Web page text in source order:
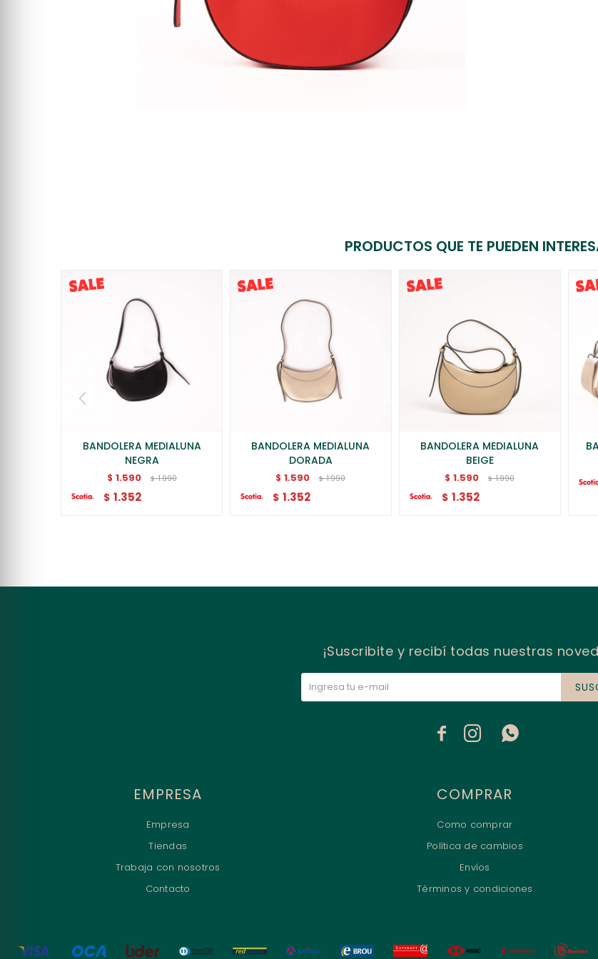
PRODUCTOS QUE TE PUEDEN
BANDOLERA MEDIALUNA
NEGRA
$ 1.590 $ 1.990
$ 1.352
BANDOLERA MEDIALUNA
DORADA
$ 1.590 $ 1.990
$ 1.352
BANDOLERA MEDIALUNA
BEIGE
$ 1.590 $ 1.990
$ 1.352
EMPRESA
Empresa
Tiendas
Trabaja con nosotros
Contacto
COMPRAR
Como comprar
Política de cambios
Envíos
Términos y condiciones
¡Suscribite y recibí todas nuestras
  